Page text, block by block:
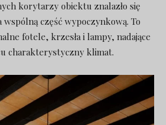
korytarzy obiektu znalazło się
wspólną część wypoczynkową. To
fotele, krzesła i lampy, nadające
charakterystyczny klimat.